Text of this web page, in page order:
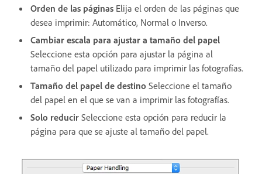
Orden de las páginas Elija el orden de las páginas que
desea imprimir: Automático, Normal o Inverso.
Cambiar escala para ajustar a tamaño del papel
Seleccione esta opción para ajustar la página al
tamaño del papel utilizado para imprimir las fotografías.
Tamaño del papel de destino Seleccione el tamaño
del papel en el que se van a imprimir las fotografías.
Solo reducir Seleccione esta opción para reducir la
página para que se ajuste al tamaño del papel.